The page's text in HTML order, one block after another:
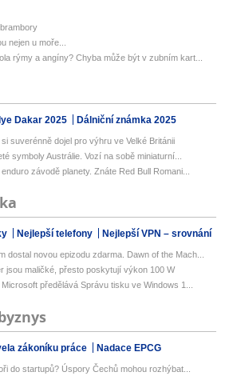
nejen u moře...
rýmy a angíny? Chyba může být v zubním kart...
Dakar 2025 Dálniční známka 2025
suverénně dojel pro výhru ve Velké Británii
symboly Austrálie. Vozí na sobě miniaturní...
závodě planety. Znáte Red Bull Romani...
Nejlepší telefony Nejlepší VPN – srovnání
dostal novou epizodu zdarma. Dawn of the Mach...
jsou maličké, přesto poskytují výkon 100 W
předělává Správu tisku ve Windows 1...
zákoníku práce Nadace EPCG
do startupů? Úspory Čechů mohou rozhýbat...